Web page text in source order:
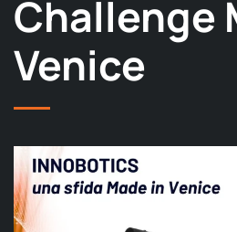
Challenge
Venice